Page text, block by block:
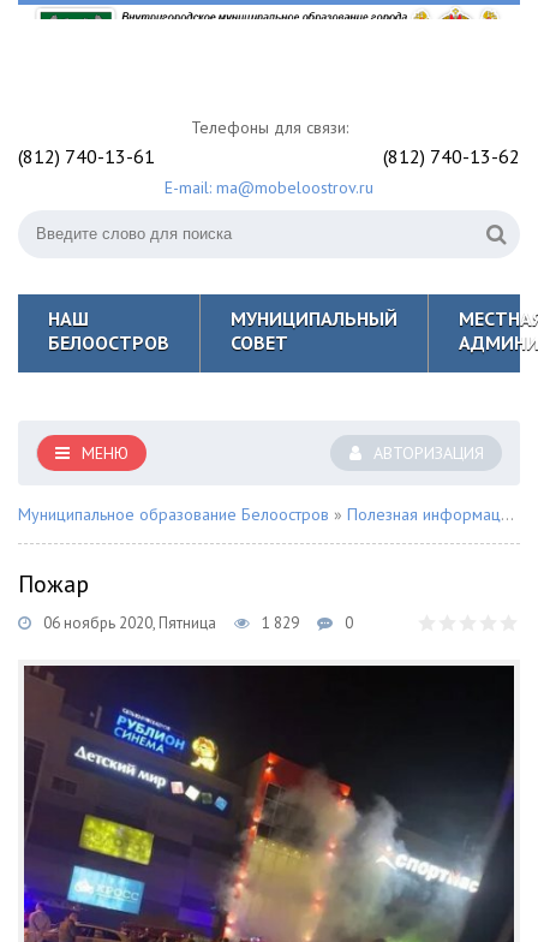
Телефоны для связи:
(812) 740-13-61 (812) 740-13-62
E-mail: ma@mobeloostrov.ru
НАШ
БЕЛООСТРОВ
МУНИЦИПАЛЬНЫЙ
СОВЕТ
АВТОРИЗАЦИЯ
МЕНЮ
Муниципальное образование Белоостров » Полезная информация для жителей
Пожар
06 ноябрь 2020, Пятница 1 829 0